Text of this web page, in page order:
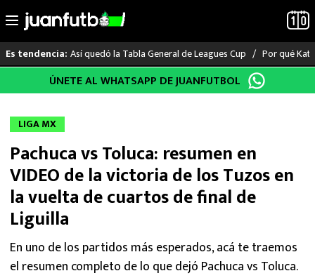
al
Es tendencia: Así quedó la Tabla General de Leagues Cup Por qué
LO ÚLTIMO
LIGA MX
RAYADOS
PUMAS
ATLANTE
SELECCIÓN MEXICANA
ÚNETE AL WHATSAPP DE JUANFUTBOL
LIGA MX
Pachuca vs Toluca: resumen en
VIDEO de la victoria de los Tuzos en
la vuelta de cuartos de final de
Liguilla
En uno de los partidos más esperados, acá te traemos
el resumen completo de lo que dejó Pachuca vs Toluca.